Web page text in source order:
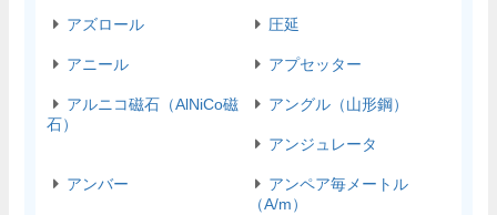
アズロール 圧延
アニール アプセッター
アルニコ磁石（AlNiCo磁
石）
アングル（山形鋼）
アンジュレータ
アンバー
アンペア毎メートル
（A/m）